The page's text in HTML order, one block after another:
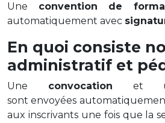
Une convention de
automatiquement avec
En quoi consiste
administratif et
Une convocation et
sont envoyées
aux inscrivants une fois que la